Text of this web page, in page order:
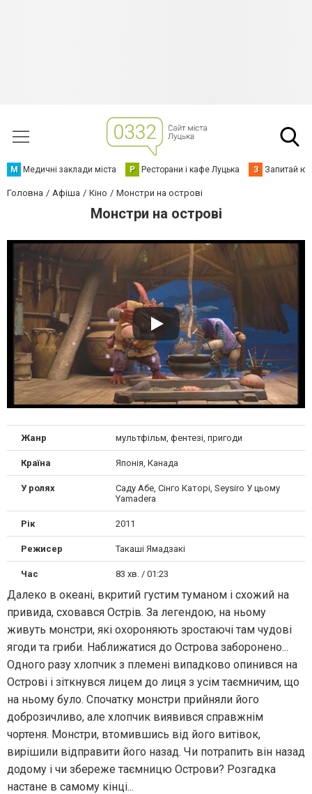
М Медичні заклади міста Р Ресторани і кафе Луцька З Запитай
Головна Афіша Кіно Монстри на острові
Монстри на острові
Жанр мультфільм, фентезі, пригоди
Країна Японія, Канада
У ролях
Саду Абе, Сінго Каторі, Sеysiro У цьому
Yamadera
Рік 2011
Режисер Такаші Ямадзакі
Час 83 хв. / 01:23
Далеко в океані, вкритий густим туманом і схожий на
привида, сховався Острів. За легендою, на ньому
живуть монстри, які охороняють зростаючі там чудові
ягоди та гриби. Наближатися до Острова заборонено...
Одного разу хлопчик з племені випадково опинився на
Острові і зіткнувся лицем до лиця з усім таємничим, що
на ньому було. Спочатку монстри прийняли його
доброзичливо, але хлопчик виявився справжнім
чортеня. Монстри, втомившись від його витівок,
вирішили відправити його назад. Чи потрапить він назад
додому і чи збереже таємницю Острови? Розгадка
настане в самому кінці...